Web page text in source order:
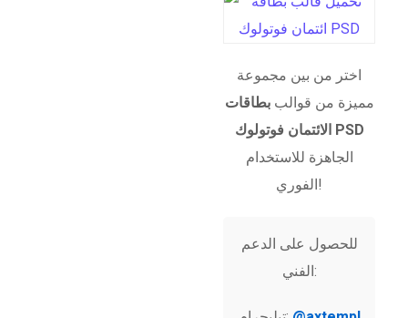
اختر من بين مجموعة
مميزة من قوالببطاقات
الائتمان فوتولوك PSD
الجاهزة للاستخدام
الفوري!
للحصول على الدعم
الفني: